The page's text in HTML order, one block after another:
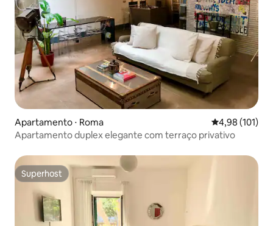
Apartamento ⋅ Roma 4,98 de uma
4,98 (101)
Apartamento duplex elegante com terraço privativo
Superhost
Superhost